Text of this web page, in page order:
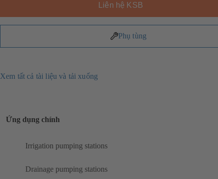
Liên hệ KSB
Phụ tùng
Xem tất cả tài liệu và tải xuống
Ứng dụng chính
Irrigation pumping stations
Drainage pumping stations